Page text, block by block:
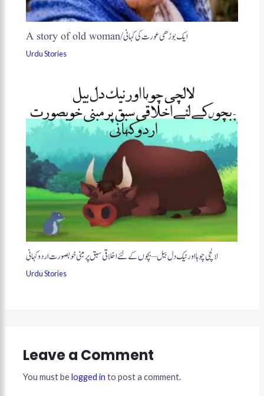
A story of old woman/ایک بوڑھی عورت کی کہانی
Urdu Stories
لالچی چوہا اور نیک دل بیل – بچوں کے لئے اخلاقی سبق پر مبنی خوبصورت اردو کہانی
Urdu Stories
Leave a Comment
You must belogged in to post a comment.